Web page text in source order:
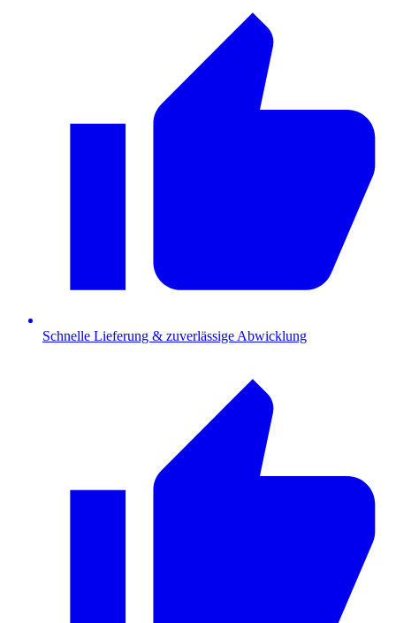
Schnelle Lieferung & zuverlässige Abwicklung